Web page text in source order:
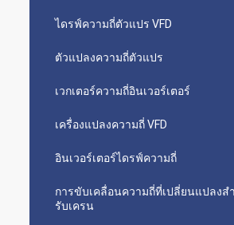
ไดรฟ์ความถี่ตัวแปร VFD
ตัวแปลงความถี่ตัวแปร
เวกเตอร์ความถี่อินเวอร์เตอร์
เครื่องแปลงความถี่ VFD
อินเวอร์เตอร์ไดรฟ์ความถี่
การขับเคลื่อนความถี่ที่เปลี่ยนแปลงสํ
รับเครน